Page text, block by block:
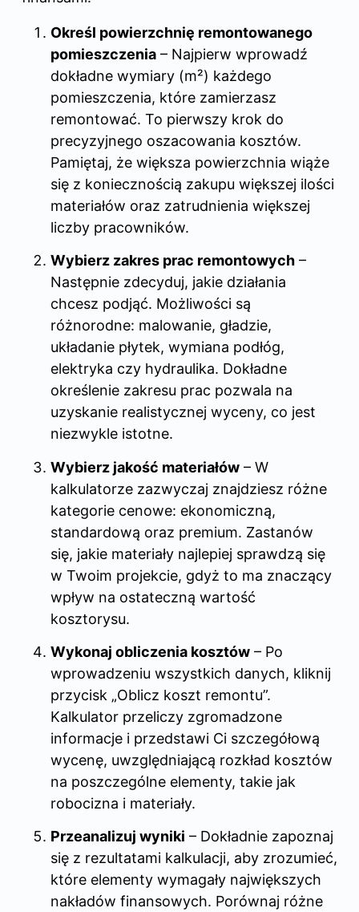
Określ powierzchnię remontowanego
pomieszczenia – Najpierw wprowadź
dokładne wymiary (m²) każdego
pomieszczenia, które zamierzasz
remontować. To pierwszy krok do
precyzyjnego oszacowania kosztów.
Pamiętaj, że większa powierzchnia wiąże
się z koniecznością zakupu większej ilości
materiałów oraz zatrudnienia większej
liczby pracowników.
Wybierz zakres prac remontowych –
Następnie zdecyduj, jakie działania
chcesz podjąć. Możliwości są
różnorodne: malowanie, gładzie,
układanie płytek, wymiana podłóg,
elektryka czy hydraulika. Dokładne
określenie zakresu prac pozwala na
uzyskanie realistycznej wyceny, co jest
niezwykle istotne.
Wybierz jakość materiałów – W
kalkulatorze zazwyczaj znajdziesz różne
kategorie cenowe: ekonomiczną,
standardową oraz premium. Zastanów
się, jakie materiały najlepiej sprawdzą się
w Twoim projekcie, gdyż to ma znaczący
wpływ na ostateczną wartość
kosztorysu.
Wykonaj obliczenia kosztów – Po
wprowadzeniu wszystkich danych, kliknij
przycisk „Oblicz koszt remontu”.
Kalkulator przeliczy zgromadzone
informacje i przedstawi Ci szczegółową
wycenę, uwzględniającą rozkład kosztów
na poszczególne elementy, takie jak
robocizna i materiały.
Przeanalizuj wyniki – Dokładnie zapoznaj
się z rezultatami kalkulacji, aby zrozumieć,
które elementy wymagały największych
nakładów finansowych. Porównaj różne